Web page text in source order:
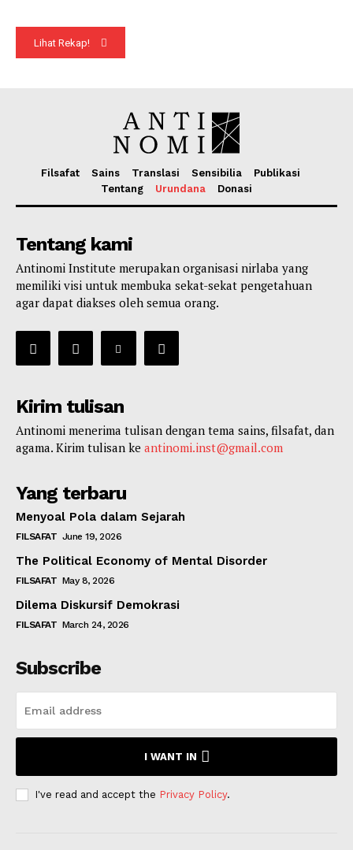
Lihat Rekap!
Filsafat Sains Translasi Sensibilia
Publikasi
Tentang
Urundana Donasi
Tentang kami
Antinomi Institute merupakan organisasi nirlaba yang
memiliki visi untuk membuka sekat-sekat pengetahuan
agar dapat diakses oleh semua orang.
Kirim tulisan
Antinomi menerima tulisan dengan tema sains, filsafat, dan
agama. Kirim tulisan ke antinomi.inst@gmail.com
Yang terbaru
Menyoal Pola dalam Sejarah
FILSAFAT June 19, 2026
The Political Economy of Mental Disorder
FILSAFAT May 8, 2026
Dilema Diskursif Demokrasi
FILSAFAT March 24, 2026
Subscribe
I WANT IN
I've read and accept the Privacy Policy.